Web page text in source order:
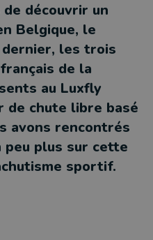
découvrir un
Belgique, le
les trois
de la
au Luxfly
de chute libre basé
avons rencontrés
peu plus sur cette
sportif.